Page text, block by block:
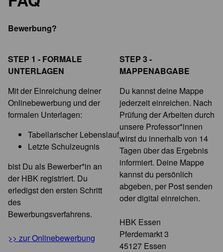
Bewerbung?
STEP 1 - FORMALE
UNTERLAGEN
Mit der Einreichung deiner
Onlinebewerbung und der
formalen Unterlagen:
Tabellarischer Lebenslauf
Letzte Schulzeugnis
bist Du als Bewerber*in an
der HBK registriert. Du
erledigst den ersten Schritt
des
Bewerbungsverfahrens.
>> zur Onlinebewerbung
STEP 3 -
MAPPENABGABE
Du kannst deine Mappe
jederzeit einreichen. Nach
Prüfung der Arbeiten durch
unsere Professor*innen
wirst du innerhalb von 14
Tagen über das Ergebnis
informiert. Deine Mappe
kannst du persönlich
abgeben, per Post senden
oder digital einreichen.
HBK Essen
Pferdemarkt 3
45127 Essen